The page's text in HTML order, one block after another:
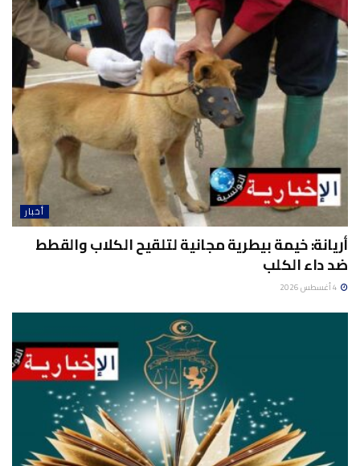
أخبار
أريانة: خيمة بيطرية مجانية لتلقيح الكلاب والقطط
ضد داء الكلب